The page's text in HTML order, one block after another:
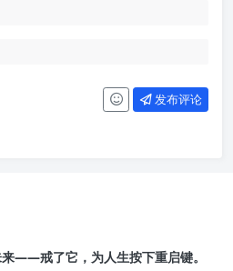
发布评论
——戒了它，为人生按下重启键。